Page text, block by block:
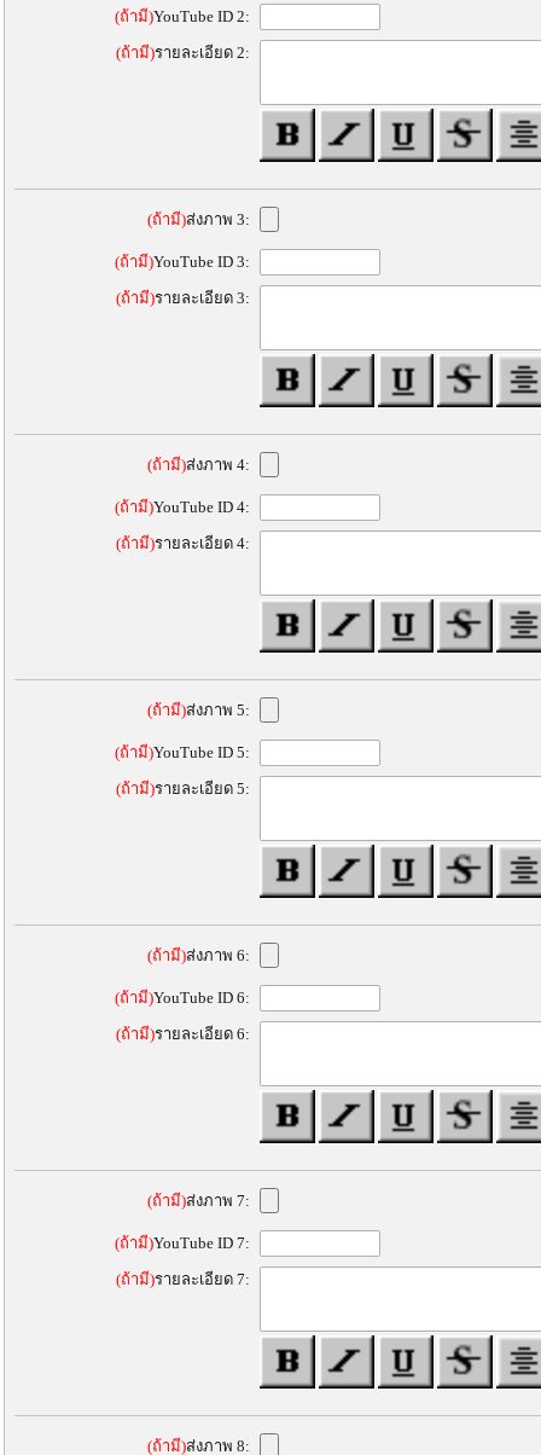
(ถ้ามี)YouTube ID 2:
(ถ้ามี)รายละเอียด 2:
(ถ้ามี)ส่งภาพ 3:
(ถ้ามี)YouTube ID 3:
(ถ้ามี)รายละเอียด 3:
(ถ้ามี)ส่งภาพ 4:
(ถ้ามี)YouTube ID 4:
(ถ้ามี)รายละเอียด 4:
(ถ้ามี)ส่งภาพ 5:
(ถ้ามี)YouTube ID 5:
(ถ้ามี)รายละเอียด 5:
(ถ้ามี)ส่งภาพ 6:
(ถ้ามี)YouTube ID 6:
(ถ้ามี)รายละเอียด 6:
(ถ้ามี)ส่งภาพ 7:
(ถ้ามี)YouTube ID 7:
(ถ้ามี)รายละเอียด 7:
(ถ้ามี)ส่งภาพ 8: